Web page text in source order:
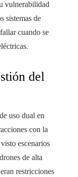
vulnerabilidad
sistemas de
cuando se
del
uso dual en
con la
escenarios
de alta
restricciones